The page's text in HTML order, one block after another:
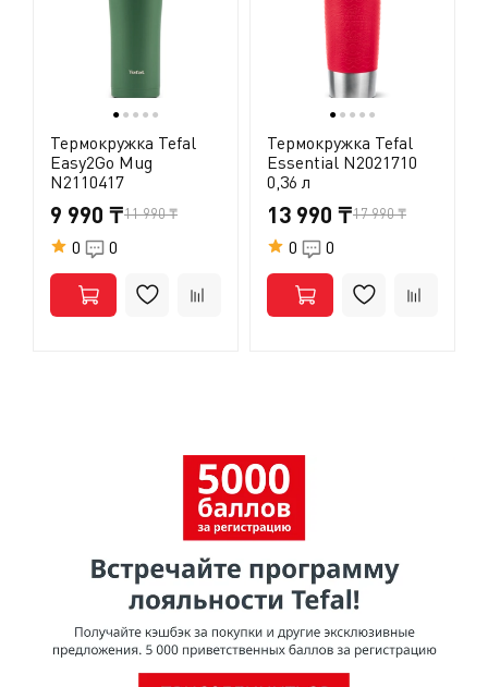
● ● ● ● ●
Термокружка Tefal
Easy2Go Mug
N2110417
9 990 ₸11 990 ₸
0 0
● ● ● ● ●
Термокружка Tefal
Essential N2021710
0,36 л
13 990 ₸17 990 ₸
0 0